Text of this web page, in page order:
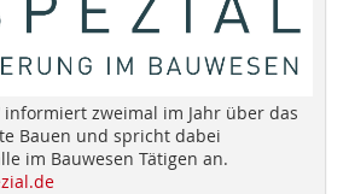
informiert zweimal im Jahr über das
Bauen und spricht dabei
im Bauwesen Tätigen an.